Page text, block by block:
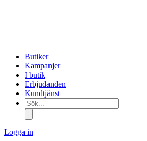
Butiker
Kampanjer
I butik
Erbjudanden
Kundtjänst
Sök...
Logga in